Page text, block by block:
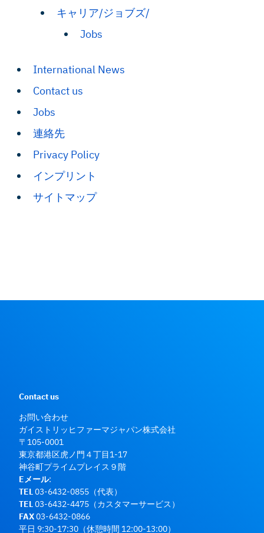
キャリア/ジョブズ/
Jobs
International News
Contact us
Jobs
連絡先
Privacy Policy
インプリント
サイトマップ
Contact us
お問い合わせ
ガイストリッヒファーマジャパン株式会社
〒105-0001
東京都港区虎ノ門４丁目1-17
神谷町プライムプレイス９階
Eメール:
TEL03-6432-0855（代表）
TEL03-6432-4475（カスタマーサービス）
FAX03-6432-0866
平日 9:30-17:30（休憩時間 12:00-13:00）